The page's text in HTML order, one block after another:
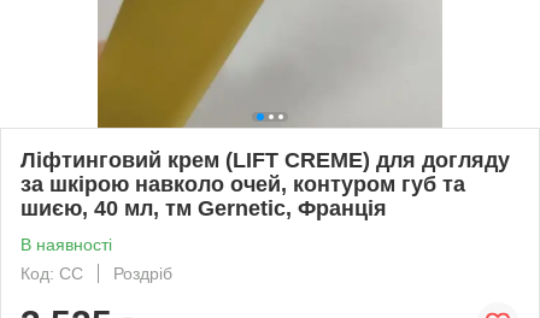
Ліфтинговий крем (LIFT CREME) для догляду
за шкірою навколо очей, контуром губ та
шиєю, 40 мл, тм Gernetic, Франція
В наявності
Код: СС
Роздріб